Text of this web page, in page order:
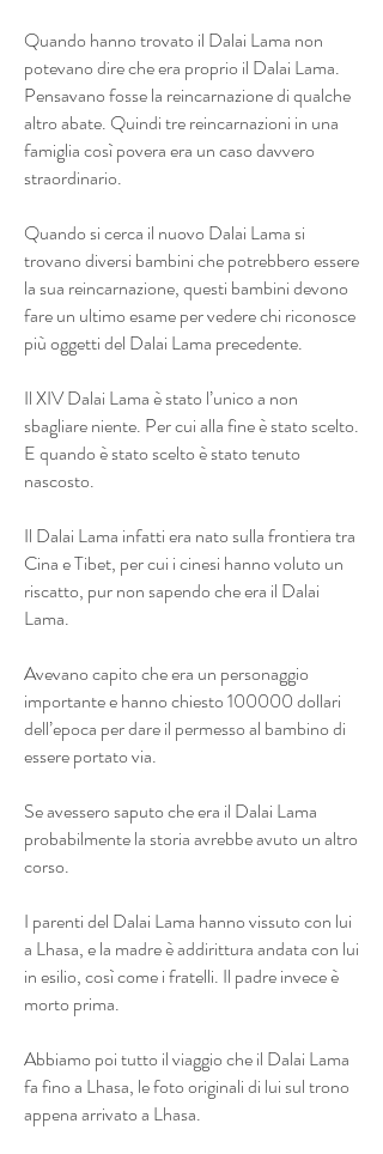
Quando hanno trovato il Dalai Lama non
potevano dire che era proprio il Dalai Lama.
Pensavano fosse la reincarnazione di qualche
altro abate. Quindi tre reincarnazioni in una
famiglia così povera era un caso davvero
straordinario.
Quando si cerca il nuovo Dalai Lama si
trovano diversi bambini che potrebbero essere
la sua reincarnazione, questi bambini devono
fare un ultimo esame per vedere chi riconosce
più oggetti del Dalai Lama precedente.
Il XIV Dalai Lama è stato l’unico a non
sbagliare niente. Per cui alla fine è stato scelto.
E quando è stato scelto è stato tenuto
nascosto.
Il Dalai Lama infatti era nato sulla frontiera tra
Cina e Tibet, per cui i cinesi hanno voluto un
riscatto, pur non sapendo che era il Dalai
Lama.
Avevano capito che era un personaggio
importante e hanno chiesto 100000 dollari
dell’epoca per dare il permesso al bambino di
essere portato via.
Se avessero saputo che era il Dalai Lama
probabilmente la storia avrebbe avuto un altro
corso.
I parenti del Dalai Lama hanno vissuto con lui
a Lhasa, e la madre è addirittura andata con lui
in esilio, così come i fratelli. Il padre invece è
morto prima.
Abbiamo poi tutto il viaggio che il Dalai Lama
fa fino a Lhasa, le foto originali di lui sul trono
appena arrivato a Lhasa.